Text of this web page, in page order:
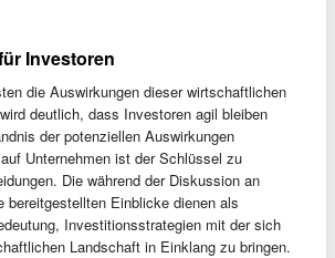
Investoren
die Auswirkungen dieser wirtschaftlichen
deutlich, dass Investoren agil bleiben
der potenziellen Auswirkungen
Unternehmen ist der Schlüssel zu
Die während der Diskussion an
bereitgestellten Einblicke dienen als
Investitionsstrategien mit der sich
Landschaft in Einklang zu bringen.